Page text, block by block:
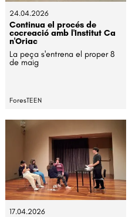
24.04.2026
Continua el procés de
cocreació amb l'Institut Ca
n'Oriac
La peça s'entrena el proper 8
de maig
ForesTEEN
17.04.2026